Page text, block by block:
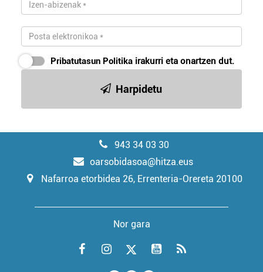
Pribatutasun Politika irakurri eta onartzen dut.
Harpidetu
943 34 03 30
oarsobidasoa@hitza.eus
Nafarroa etorbidea 26, Errenteria-Orereta 20100
Nor gara